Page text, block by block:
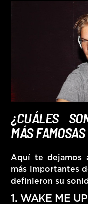
Hits – 96.5 FM
¿CUÁLES
MÁS
Aquí te dejamos
más importantes
definieron su
1. WAKE ME UP